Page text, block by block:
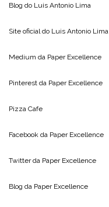
Blog do Luis Antonio Lima
Site oficial do Luis Antonio Lima
Medium da Paper Excellence
Pinterest da Paper Excellence
Pizza Cafe
Facebook da Paper Excellence
Twitter da Paper Excellence
Blog da Paper Excellence